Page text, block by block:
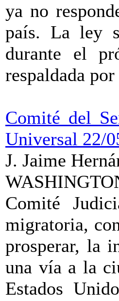
ya no
país. La ley
durante el
respaldada
Comité del
Universal 22/
J. Jaime
Comité
migratoria,
prosperar, la
una vía a la
Estados